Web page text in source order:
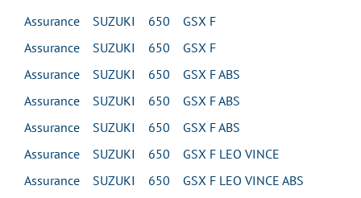
Assurance SUZUKI 650 GSX F
Assurance SUZUKI 650 GSX F
Assurance SUZUKI 650 GSX F ABS
Assurance SUZUKI 650 GSX F ABS
Assurance SUZUKI 650 GSX F ABS
Assurance SUZUKI 650 GSX F LEO VINCE
Assurance SUZUKI 650 GSX F LEO VINCE ABS